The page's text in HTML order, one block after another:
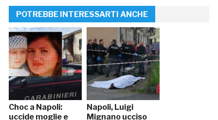
POTREBBE INTERESSARTI ANCHE
Choc a Napoli:
uccide moglie e
Napoli, Luigi
Mignano ucciso